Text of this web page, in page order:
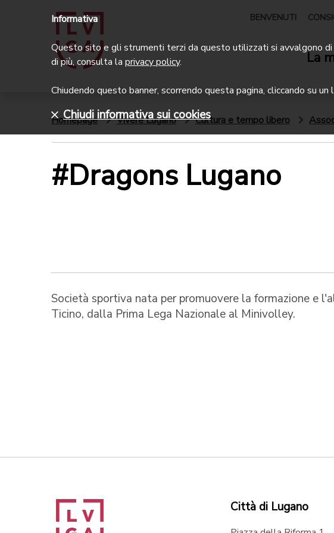
BENVENUTI
La
Homepage Vivere Lugano Cultura e tempo libero
#Dragons Lugano
Società sportiva nata per promuovere la formazione e
Ticino, dalla Prima Lega Nazionale al Minivolley.
Città di Lugano
Informativa
Questo sito e gli strumenti terzi da questo utilizzati si avvalgono
di più, consulta la privacy policy.
Chiudendo questo banner, scorrendo questa pagina, cliccando su
Chiudi informativa sui cookies